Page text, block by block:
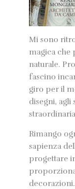
Mi sono
magica che
naturale.
fascino
giro per il
disegni, agli
Rimango
sapienza
progettare